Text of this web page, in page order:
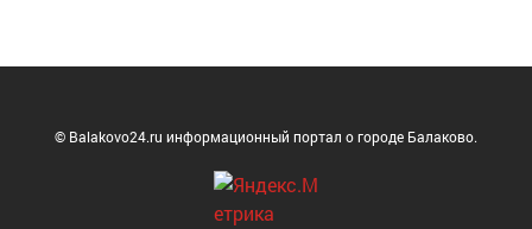
© Balakovo24.ru информационный портал о городе Балаково.